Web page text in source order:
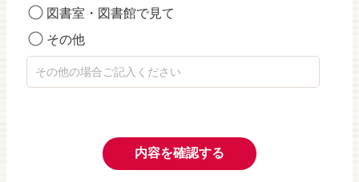
図書室・図書館で見て
その他
内容を確認する